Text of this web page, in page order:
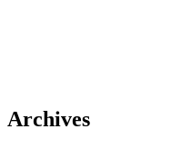
Archives